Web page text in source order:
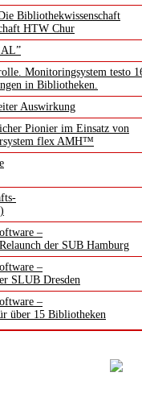
Bibliothekwissenschaft
HTW Chur
Monitoringsystem testo
in Bibliotheken.
Auswirkung
Pionier im Einsatz von
flex AMH™
–
der SUB Hamburg
–
SLUB Dresden
–
über 15 Bibliotheken